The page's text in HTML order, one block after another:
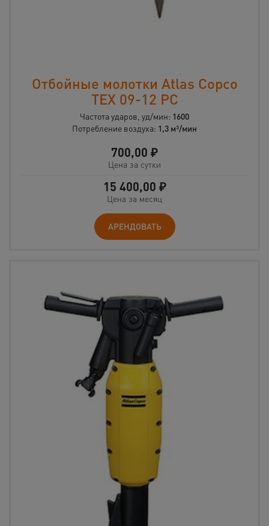
Отбойные молотки Atlas Copco
TEX 09-12 PC
Частота ударов, уд/мин: 1600
Потребление воздуха: 1,3 м³/мин
700,00 ₽
Цена за сутки
15 400,00 ₽
Цена за месяц
АРЕНДОВАТЬ